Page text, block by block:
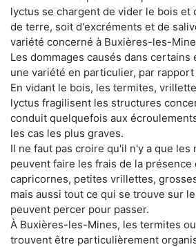
lyctus se chargent de vider le bois
de terre, soit d'excréments et de
variété concerné à Buxières-les-
Les dommages causés dans certains
une variété en particulier, par rapport
En vidant le bois, les termites,
lyctus fragilisent les structures
conduit quelquefois aux
les cas les plus graves.
Il ne faut pas croire qu'il n'y a que les
peuvent faire les frais de la présence
capricornes, petites vrillettes,
mais aussi tout ce qui se trouve sur
peuvent percer pour passer.
À Buxières-les-Mines, les termites
trouvent être particulièrement